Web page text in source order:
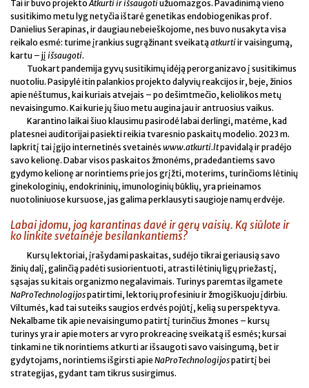
Tai ir buvo projekto Atkurti ir išsaugotiužuomazgos. Pavadinimą vieno
susitikimo metu lyg netyčia ištarė genetikas endobiogenikas prof.
Danielius Serapinas, ir daugiau nebeieškojome, nes buvo nusakyta visa
reikalo esmė: turime įrankius sugrąžinant sveikatą atkurtiir vaisingumą,
kartu – jį išsaugoti.
Tuokart pandemija gyvų susitikimų idėją perorganizavo į susitikimus
nuotoliu. Pasipylė itin palankios projekto dalyvių reakcijos ir, beje, žinios
apie nėštumus, kai kuriais atvejais – po dešimtmečio, keliolikos metų
nevaisingumo. Kai kurie jų šiuo metu augina jau ir antruosius vaikus.
Karantino laikai šiuo klausimu pasirodė labai derlingi, matėme, kad
platesnei auditorijai pasiekti reikia tvaresnio paskaitų modelio. 2023 m.
lapkritį tai įgijo internetinės svetainės www.atkurti.ltpavidalą ir pradėjo
savo kelionę. Dabar visos paskaitos žmonėms, pradedantiems savo
gydymo kelionę ar norintiems prie jos grįžti, moterims, turinčioms lėtinių
ginekologinių, endokrininių, imunologinių būklių, yra prieinamos
nuotoliniuose kursuose, jas galima perklausyti saugioje namų erdvėje.
Labai įdomu, jog karantinas davė ir gerų vaisių. Ką siūlote ir
ko linkite svetainėje besilankantiems?
Kursų lektoriai, įrašydami paskaitas, sudėjo tikrai geriausią savo
žinių dalį, galinčią padėti susiorientuoti, atrasti lėtinių ligų priežastį,
sąsajas su kitais organizmo negalavimais. Turinys paremtas ilgamete
NaProTechnologijospatirtimi, lektorių profesiniu ir žmogiškuoju įdirbiu.
Viltumės, kad tai suteiks saugios erdvės pojūtį, kelią su perspektyva.
Nekalbame tik apie nevaisingumo patirtį turinčius žmones – kursų
turinys yra ir apie moters ar vyro prokreacinę sveikatą iš esmės; kursai
tinkami ne tik norintiems atkurti ar išsaugoti savo vaisingumą, bet ir
gydytojams, norintiems išgirsti apieNaProTechnologijospatirtį bei
strategijas, gydant tam tikrus susirgimus.